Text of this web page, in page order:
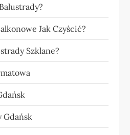
Jak Czyścić?
Szklane?
Gdańsk